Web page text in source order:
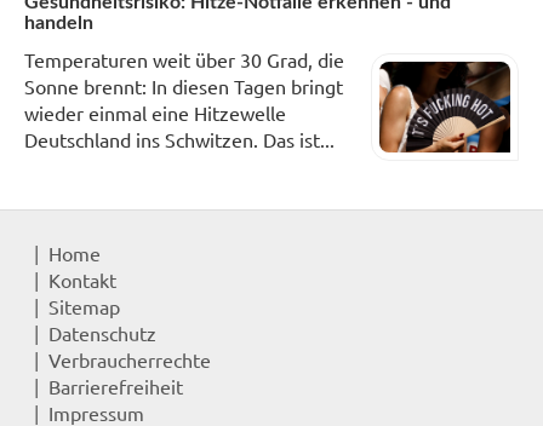
handeln
Temperaturen weit über 30 Grad, die
Sonne brennt: In diesen Tagen bringt
wieder einmal eine Hitzewelle
Deutschland ins Schwitzen. Das ist...
Home
Kontakt
Sitemap
Datenschutz
Verbraucherrechte
Barrierefreiheit
Impressum